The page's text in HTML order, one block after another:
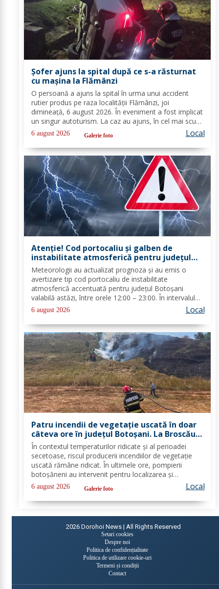
Șofer ajuns la spital după ce s-a răsturnat
cu mașina la Flămânzi
O persoană a ajuns la spital în urma unui accident
rutier produs pe raza localității Flămânzi, joi
dimineață, 6 august 2026. În eveniment a fost implicat
un singur autoturism. La caz au ajuns, în cel mai scurt
timp, pompierii din cadrul Punctului de Lucru Flămânzi,
cu o autospecială de stingere și...
6 august 2026 Galerie foto Local
Atenție! Cod portocaliu și galben de
instabilitate atmosferică pentru județul
Botoșani
Meteorologii au actualizat prognoza și au emis o
avertizare tip cod portocaliu de instabilitate
atmosferică accentuată pentru județul Botoșani
valabilă astăzi, între orele 12:00 – 23:00. În intervalul
menționat vor fi perioade cu instabilitate atmosferică
accentuată ce se va manifesta prin...
6 august 2026 Local
Patru incendii de vegetație uscată în doar
câteva ore în județul Botoșani. La Broscăuți
a ars un hectar de vegetație
În contextul temperaturilor ridicate și al perioadei
secetoase, riscul producerii incendiilor de vegetație
uscată rămâne ridicat. În ultimele ore, pompierii
botoșăneni au intervenit pentru localizarea și
lichidarea a patru incendii de vegetație uscată,
produse în următoarele localități: Broscăuți –...
6 august 2026 Galerie foto Local
2026 Dorohoi News | All Rights Reserved
Setari cookies
Despre noi
Politica de confidențialitate
Politica de utilizare cookie-uri
Termeni și condiții
Contact